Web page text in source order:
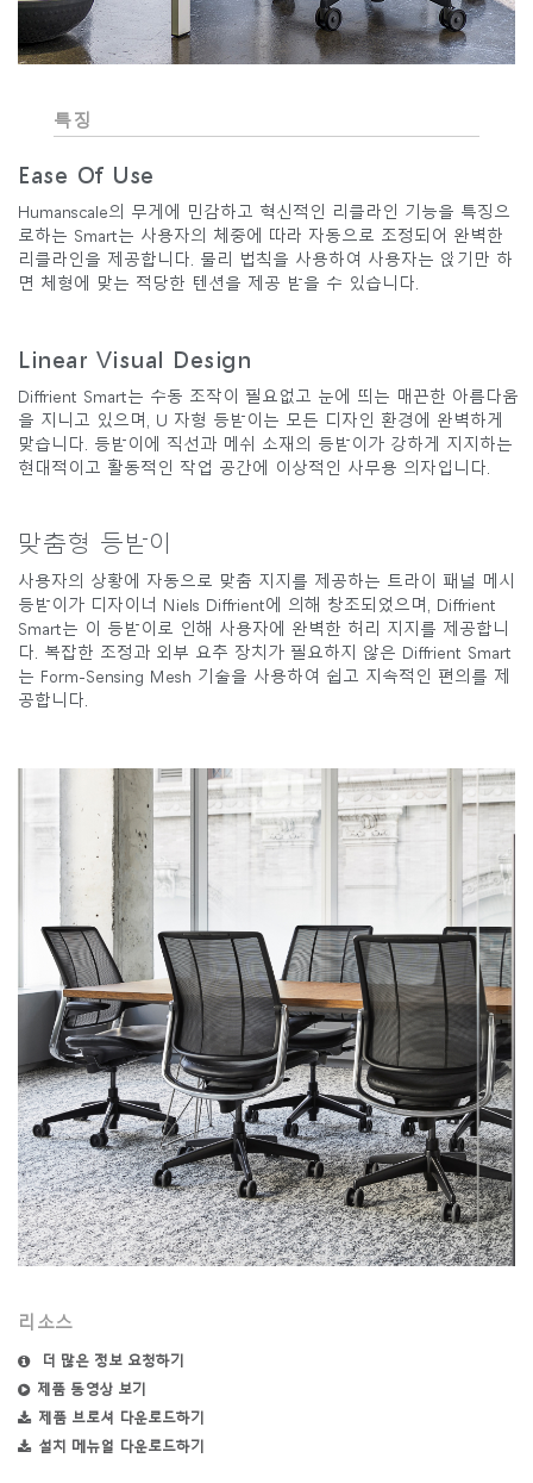
특징
Ease Of Use
Humanscale의 무게에 민감하고 혁신적인 리클라인 기능을 특징으
로하는 Smart는 사용자의 체중에 따라 자동으로 조정되어 완벽한
리클라인을 제공합니다. 물리 법칙을 사용하여 사용자는 앉기만 하
면 체형에 맞는 적당한 텐션을 제공 받을 수 있습니다.
Linear Visual Design
Diffrient Smart는 수동 조작이 필요없고 눈에 띄는 매끈한 아름다움
을 지니고 있으며, U 자형 등받이는 모든 디자인 환경에 완벽하게
맞습니다. 등받이에 직선과 메쉬 소재의 등받이가 강하게 지지하는
현대적이고 활동적인 작업 공간에 이상적인 사무용 의자입니다.
맞춤형 등받이
사용자의 상황에 자동으로 맞춤 지지를 제공하는 트라이 패널 메시
등받이가 디자이너 Niels Diffrient에 의해 창조되었으며, Diffrient
Smart는 이 등받이로 인해 사용자에 완벽한 허리 지지를 제공합니
다. 복잡한 조정과 외부 요추 장치가 필요하지 않은 Diffrient Smart
는 Form-Sensing Mesh 기술을 사용하여 쉽고 지속적인 편의를 제
공합니다.
리소스
더 많은 정보 요청하기
제품 동영상 보기
제품 브로셔 다운로드하기
설치 메뉴얼 다운로드하기